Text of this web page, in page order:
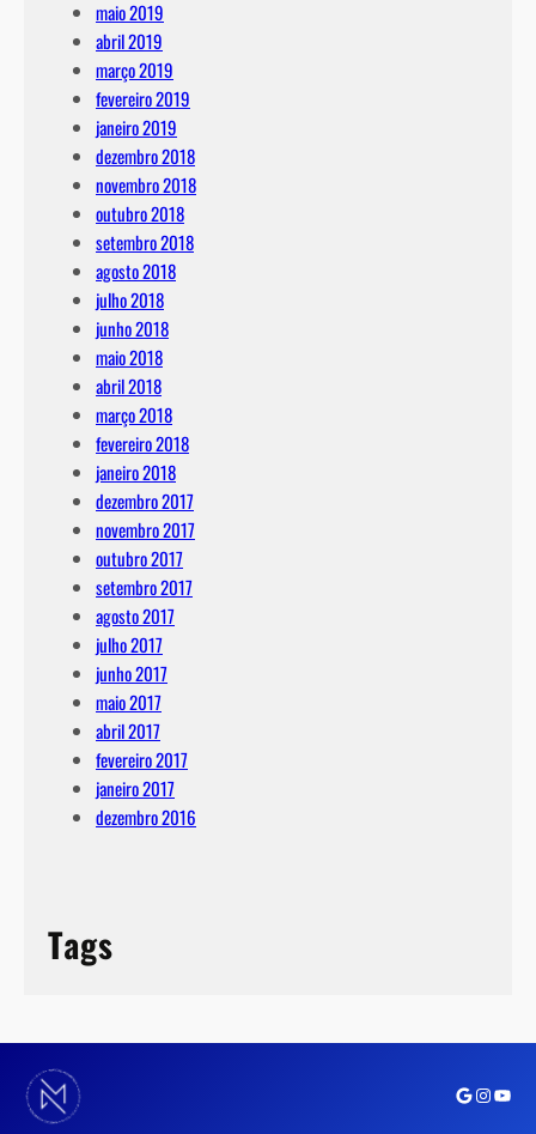
maio 2019
abril 2019
março 2019
fevereiro 2019
janeiro 2019
dezembro 2018
novembro 2018
outubro 2018
setembro 2018
agosto 2018
julho 2018
junho 2018
maio 2018
abril 2018
março 2018
fevereiro 2018
janeiro 2018
dezembro 2017
novembro 2017
outubro 2017
setembro 2017
agosto 2017
julho 2017
junho 2017
maio 2017
abril 2017
fevereiro 2017
janeiro 2017
dezembro 2016
Tags
Google